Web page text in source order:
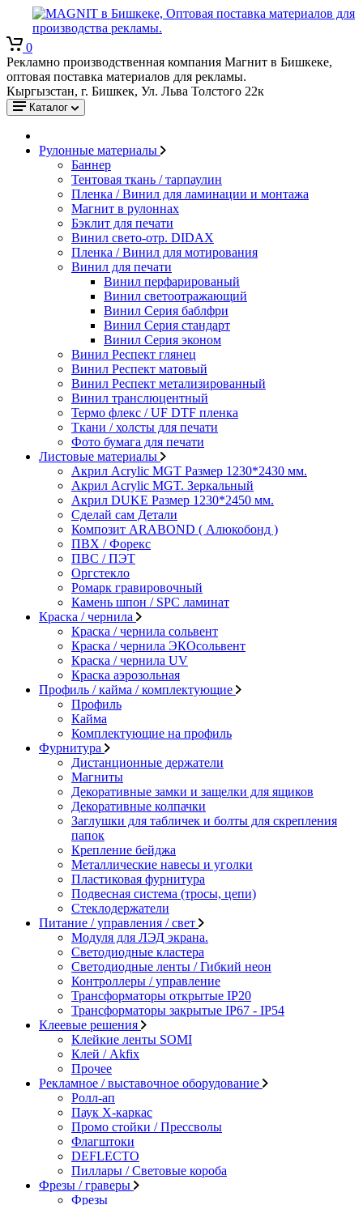
0
Рекламно производственная компания Магнит в Бишкеке,
оптовая поставка материалов для рекламы.
Кыргызстан, г. Бишкек, Ул. Льва Толстого 22к
Каталог
Рулонные материалы
Баннер
Тентовая ткань / тарпаулин
Пленка / Винил для ламинации и монтажа
Магнит в рулоннах
Бэклит для печати
Винил свето-отр. DIDAX
Пленка / Винил для мотирования
Винил для печати
Винил перфарированый
Винил светоотражающий
Винил Серия баблфри
Винил Серия стандарт
Винил Серия эконом
Винил Респект глянец
Винил Респект матовый
Винил Респект метализированный
Винил транслюцентный
Термо флекс / UF DTF пленка
Ткани / холсты для печати
Фото бумага для печати
Листовые материалы
Акрил Acrylic MGT Размер 1230*2430 мм.
Акрил Acrylic MGT. Зеркальный
Акрил DUKE Размер 1230*2450 мм.
Сделай сам Детали
Композит ARABOND ( Алюкобонд )
ПВХ / Форекс
ПВС / ПЭТ
Оргстекло
Ромарк гравировочный
Камень шпон / SPC ламинат
Краска / чернила
Краска / чернила сольвент
Краска / чернила ЭКОсольвент
Краска / чернила UV
Краска аэрозольная
Профиль / кайма / комплектующие
Профиль
Кайма
Комплектующие на профиль
Фурнитура
Дистанционные держатели
Магниты
Декоративные замки и защелки для ящиков
Декоративные колпачки
Заглушки для табличек и болты для скрепления
папок
Крепление бейджа
Металлические навесы и уголки
Пластиковая фурнитура
Подвесная система (тросы, цепи)
Стеклодержатели
Питание / управления / свет
Модуля для ЛЭД экрана.
Светодиодные кластера
Светодиодные ленты / Гибкий неон
Контроллеры / управление
Трансформаторы открытые IP20
Трансформаторы закрытые IP67 - IP54
Клеевые решения
Клейкие ленты SOMI
Клей / Akfix
Прочее
Рекламное / выставочное оборудование
Ролл-ап
Паук X-каркас
Промо стойки / Прессволы
Флагштоки
DEFLECTO
Пиллары / Световые короба
Фрезы / граверы
Фрезы